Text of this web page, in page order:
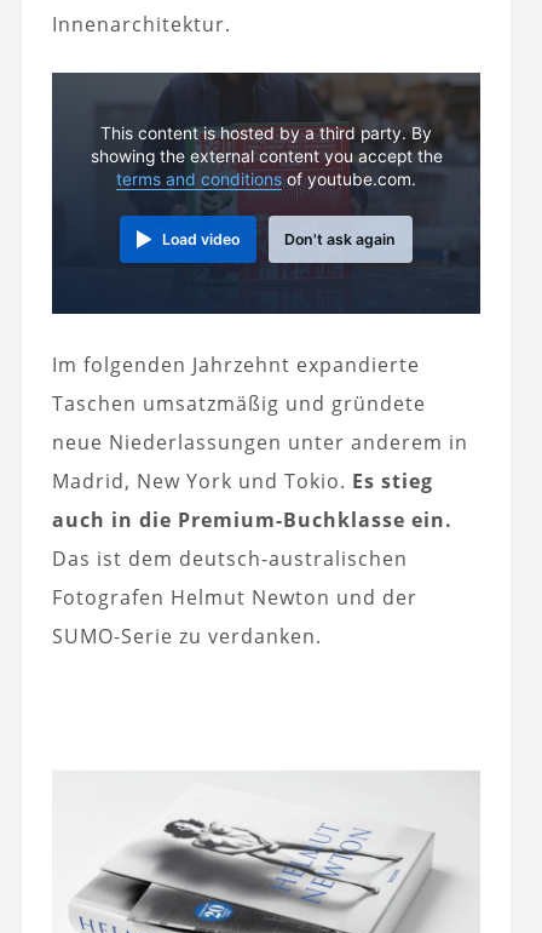
Innenarchitektur.
This content is hosted by a third party. By
showing the external content you accept the
terms and conditionsof youtube.com.
Load video Don't ask again
Im folgenden Jahrzehnt expandierte
Taschen umsatzmäßig und gründete
neue Niederlassungen unter anderem in
Madrid, New York und Tokio. Es stieg
auch in die Premium-Buchklasse ein.
Das ist dem deutsch-australischen
Fotografen Helmut Newton und der
SUMO-Serie zu verdanken.